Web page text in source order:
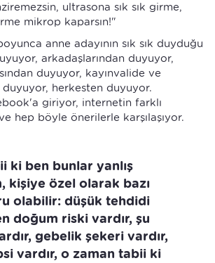
ultrasona sık sık girme,
mikrop kaparsın!"
anne adayının sık sık duyduğu
arkadaşlarından duyuyor,
duyuyor, kayınvalide ve
duyuyor, herkesten duyuyor.
giriyor, internetin farklı
hep böyle önerilerle karşılaşıyor.
ki ben bunlar yanlış
kişiye özel olarak bazı
olabilir: düşük tehdidi
doğum riski vardır, şu
gebelik şekeri vardır,
vardır, o zaman tabii ki